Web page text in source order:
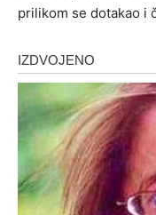
prilikom se dotakao i